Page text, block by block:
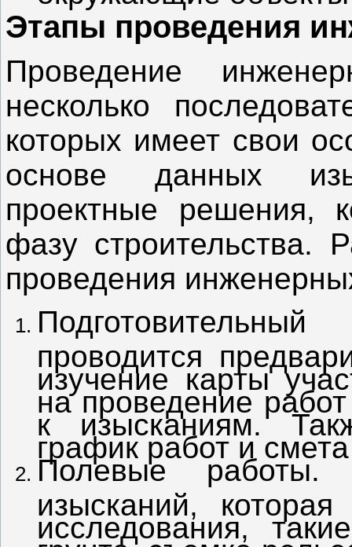
Этапы проведения
Проведение
несколько
которых имеет свои
основе данных
проектные решения,
фазу строительства.
проведения
проводится
изучение карты
на проведение
к изысканиям.
график работ и смета
Полевые работы.
изысканий,
исследования,